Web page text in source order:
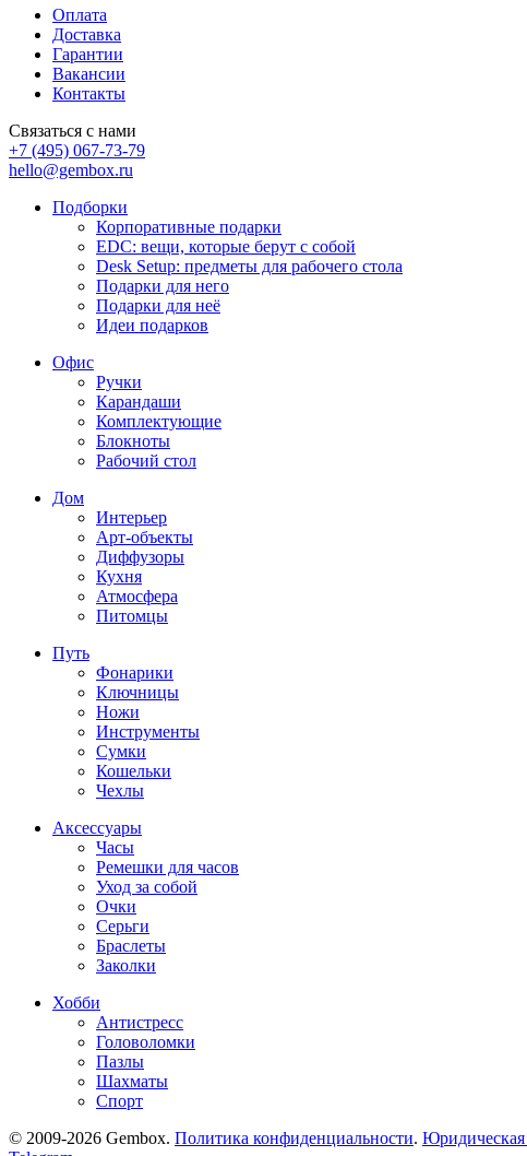
Оплата
Доставка
Гарантии
Вакансии
Контакты
Связаться с нами
+7 (495) 067-73-79
hello@gembox.ru
Подборки
Корпоративные подарки
EDC: вещи, которые берут с собой
Desk Setup: предметы для рабочего стола
Подарки для него
Подарки для неё
Идеи подарков
Офис
Ручки
Карандаши
Комплектующие
Блокноты
Рабочий стол
Дом
Интерьер
Арт-объекты
Диффузоры
Кухня
Атмосфера
Питомцы
Путь
Фонарики
Ключницы
Ножи
Инструменты
Сумки
Кошельки
Чехлы
Аксессуары
Часы
Ремешки для часов
Уход за собой
Очки
Серьги
Браслеты
Заколки
Хобби
Антистресс
Головоломки
Пазлы
Шахматы
Спорт
© 2009-2026 Gembox. Политика конфиденциальности.